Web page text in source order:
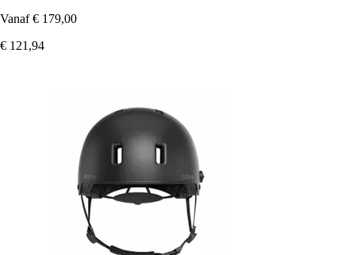
Vanaf € 179,00
€ 121,94